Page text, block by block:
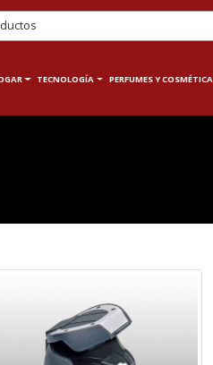
TECNOLOGÍA PERFUMES Y COSMÉTICA